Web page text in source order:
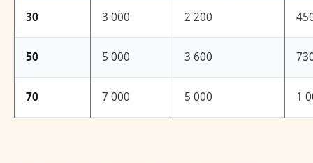
30 3 000 2 200
50 5 000 3 600
70 7 000 5 000 1